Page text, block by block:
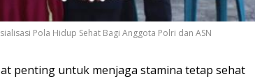
Pola Hidup Sehat Bagi Anggota Polri dan ASN
penting untuk menjaga stamina tetap sehat